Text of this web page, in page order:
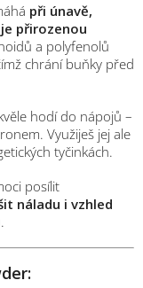
při únavě,
přirozenou
a polyfenolů
chrání buňky před
hodí do nápojů –
Využiješ jej ale
tyčinkách.
posílit
náladu i vzhled